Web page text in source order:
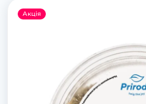
Акція